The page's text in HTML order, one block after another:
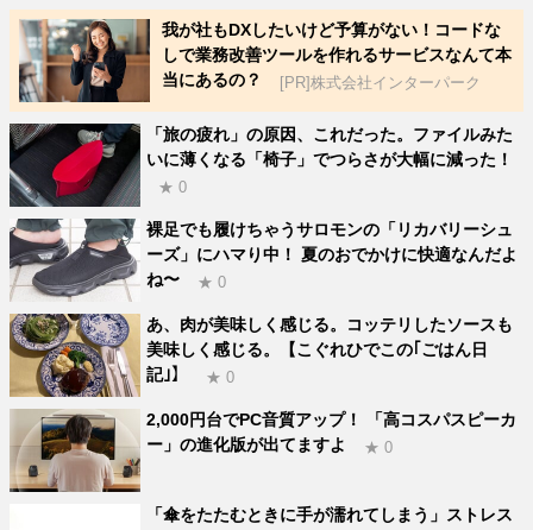
我が社もDXしたいけど予算がない！コードな
しで業務改善ツールを作れるサービスなんて本
当にあるの？
[PR]株式会社インターパーク
「旅の疲れ」の原因、これだった。ファイルみた
いに薄くなる「椅子」でつらさが大幅に減った！
★ 0
裸足でも履けちゃうサロモンの「リカバリーシュ
ーズ」にハマり中！ 夏のおでかけに快適なんだよ
ね〜
★ 0
あ、肉が美味しく感じる。コッテリしたソースも
美味しく感じる。【こぐれひでこの｢ごはん日
記｣】
★ 0
2,000円台でPC音質アップ！ 「高コスパスピーカ
ー」の進化版が出てますよ
★ 0
「傘をたたむときに手が濡れてしまう」ストレス